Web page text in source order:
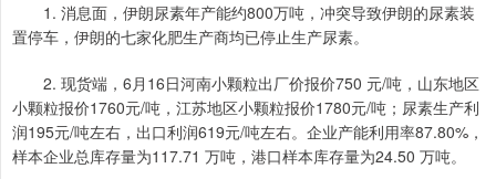
1. 消息面，伊朗尿素年产能约800万吨，冲突导致伊朗的尿素装
置停车，伊朗的七家化肥生产商均已停止生产尿素。
2. 现货端，6月16日河南小颗粒出厂价报价750 元/吨，山东地区
小颗粒报价1760元/吨，江苏地区小颗粒报价1780元/吨；尿素生产利
润195元/吨左右，出口利润619元/吨左右。企业产能利用率87.80%，
样本企业总库存量为117.71 万吨，港口样本库存量为24.50 万吨。